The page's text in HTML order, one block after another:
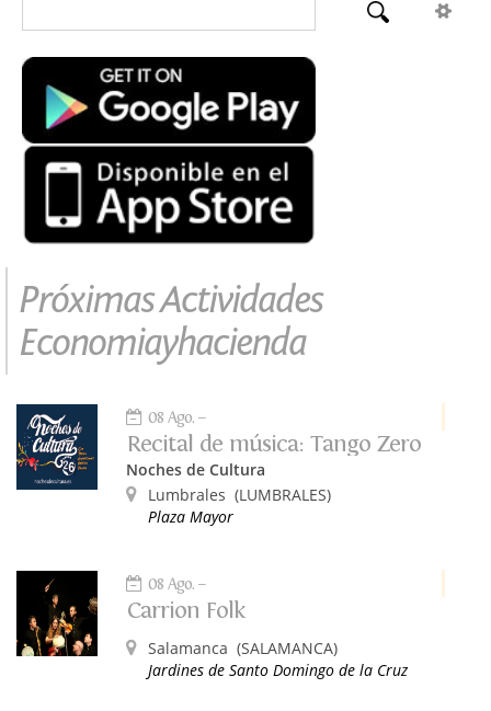
Próximas Actividades
Economiayhacienda
08 Ago.
Recital de música: Tango Zero
Noches de Cultura
Lumbrales (LUMBRALES)
Plaza Mayor
08 Ago.
Carrion Folk
Salamanca (SALAMANCA)
Jardines de Santo Domingo de la Cruz